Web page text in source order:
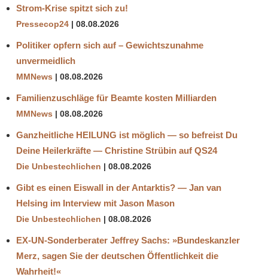
Strom-Krise spitzt sich zu!
Pressecop24 08.08.2026
Politiker opfern sich auf – Gewichtszunahme
unvermeidlich
MMNews 08.08.2026
Familienzuschläge für Beamte kosten Milliarden
MMNews 08.08.2026
Ganzheitliche HEILUNG ist möglich — so befreist Du
Deine Heilerkräfte — Christine Strübin auf QS24
Die Unbestechlichen 08.08.2026
Gibt es einen Eiswall in der Antarktis? — Jan van
Helsing im Interview mit Jason Mason
Die Unbestechlichen 08.08.2026
EX-UN-Sonderberater Jeffrey Sachs: »Bundeskanzler
Merz, sagen Sie der deutschen Öffentlichkeit die
Wahrheit!«